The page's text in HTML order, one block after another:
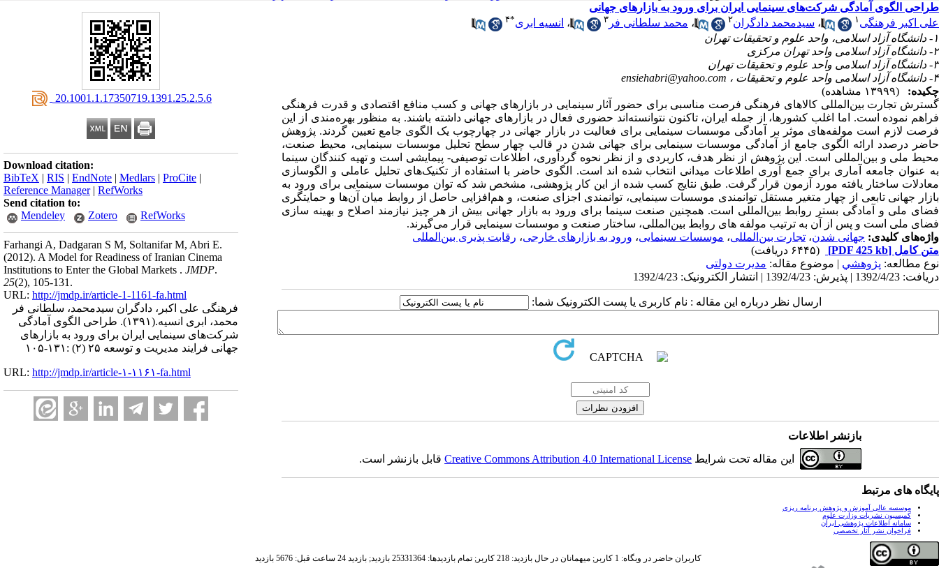
‎ 20.1001.1.17350719.1391.25.2.5.6
Download citation:
BibTeX | RIS | EndNote | Medlars | ProCite |
Reference Manager| RefWorks
Send citation to:
Mendeley
Zotero RefWorks
Farhangi A, Dadgaran S M, Soltanifar M, Abri E.
(2012). A Model for Readiness of Iranian Cinema
Institutions to Enter the Global Markets . JMDP.
25(2), 105-131.
URL: http://jmdp.ir/article-1-1161-fa.html
فرهنگی علی اکبر، دادگران سیدمحمد، سلطانی فر
محمد، ابری انسیه.(۱۳۹۱).
طراحی الگوی آمادگی
شرکت‌های سینمایی ایران برای ورود به بازارهای
جهانی فرایند مدیریت و توسعه ۲۵ (۲) :۱۳۱-۱۰۵
URL: http://jmdp.ir/article-۱-۱۱۶۱-fa.html
طراحی الگوی آمادگی شرکت‌های سینمایی ایران برای ورود به بازارهای جهانی
علی اکبر فرهنگی ۱ ، سیدمحمد دادگران۲ ، محمد سلطانی فر ۳ ، انسیه ابری*۴
۱- دانشگاه آزاد اسلامی، واحد علوم و تحقیقات تهران
۲- دانشگاه آزاد اسلامی واحد تهران مرکزی
۳- دانشگاه آزاد اسلامی واحد علوم و تحقیقات تهران
۴- دانشگاه آزاد اسلامی واحد علوم و تحقیقات ،
ensiehabri@yahoo.com
چکیده:
(۱۳۹۹۹ مشاهده)
گسترش تجارت بین‌المللی کالاهای فرهنگی فرصت مناسبی برای حضور آثار سینمایی در بازارهای جهانی و کسب منافع اقتصادی و قدرت فرهنگی
فراهم نموده است. اما اغلب کشورها، از جمله ایران، تاکنون نتوانسته‌اند حضوری فعال در بازارهای جهانی داشته باشند. به منظور بهره‌مندی از این
فرصت لازم است مولفه‌های موثر بر آمادگی موسسات سینمایی برای فعالیت در بازار جهانی در چهارچوب یک الگوی جامع تعیین گردند. پژوهش
حاضر درصدد ارائه الگوی جامع از آمادگی موسسات سینمایی برای جهانی شدن در قالب چهار سطح تحلیل موسسات سینمایی، محیط صنعت،
محیط ملی و بین‌المللی است. این پژوهش از نظر هدف، کاربردی و از نظر نحوه گردآوری، اطلاعات توصیفی- پیمایشی است و تهیه کنندگان سینما
به عنوان جامعه آماری برای جمع آوری اطلاعات میدانی انتخاب شده اند است. الگوی حاضر با استفاده از تکنیک‌های تحلیل عاملی و الگو‌سازی
معادلات ساختار یافته مورد آزمون قرار گرفت. طبق نتایج کسب شده از این کار پژوهشی، مشخص شد که توان موسسات سینمایی برای ورود به
بازار جهانی تابعی از چهار متغیر مستقل توانمندی موسسات سینمایی، توانمندی اجزای صنعت، و هم‌افزایی حاصل از روابط میان آن‌ها و حمایتگری
فضای ملی و آمادگی بستر روابط بین‌المللی است. همچنین صنعت سینما برای ورود به بازار جهانی بیش از هر چیز نیازمند اصلاح و بهینه سازی
فضای ملی است و پس از آن به ترتیب مولفه های روابط بین‌المللی، ساختار صنعت و موسسات سینمایی قرار می‌گیرند.
واژه‌های کلیدی: جهانی شدن، تجارت بین‌المللی، موسسات سینمایی، ورود به بازارهای خارجی، رقابت پذیری بین‌المللی
متن کامل [PDF 425 kb]
(۶۴۴۵ دریافت)
نوع مطالعه: پژوهشي | موضوع مقاله: مدیرت دولتی
دریافت: 1392/4/23 | پذیرش: 1392/4/23 | انتشار الکترونیک: 1392/4/23
ارسال نظر درباره این مقاله : نام کاربری یا پست الکترونیک شما:
بازنشر اطلاعات
این مقاله تحت شرایط Creative Commons Attribution 4.0 International Licenseقابل بازنشر است.
پایگاه های مرتبط
موسسه عالی آموزش و پژوهش برنامه ریزی
کمیسیون نشریات وزارت علوم
سامانه اطلاعات پژوهشی ایران
فراخوان نشر آثار تخصصی
کاربران حاضر در وبگاه: 1 کاربر; میهمانان در حال بازدید: 218 کاربر; تمام بازدید‌ها: 25331364 بازدید; بازدید 24 ساعت قبل: 5676 بازدید